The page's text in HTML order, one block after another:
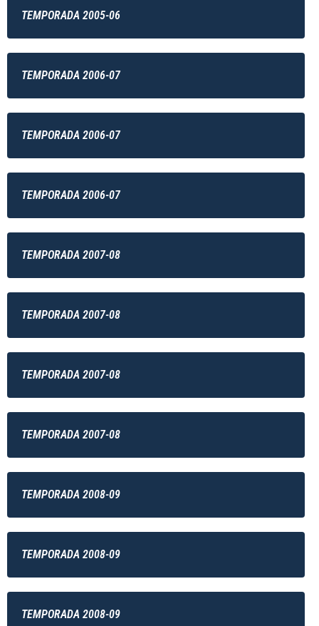
TEMPORADA 2005-06
TEMPORADA 2006-07
TEMPORADA 2006-07
TEMPORADA 2006-07
TEMPORADA 2007-08
TEMPORADA 2007-08
TEMPORADA 2007-08
TEMPORADA 2007-08
TEMPORADA 2008-09
TEMPORADA 2008-09
TEMPORADA 2008-09